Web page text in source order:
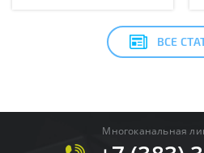
ВСЕ
Многоканальная